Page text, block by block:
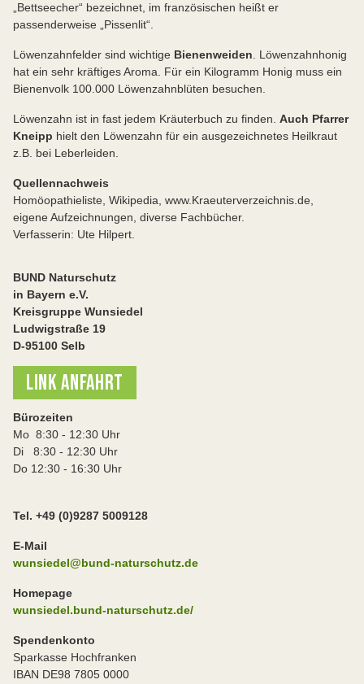
„Bettseecher“ bezeichnet, im französischen heißt er
passenderweise „Pissenlit“.
Löwenzahnfelder sind wichtige Bienenweiden . Löwenzahnhonig
hat ein sehr kräftiges Aroma. Für ein Kilogramm Honig muss ein
Bienenvolk 100.000 Löwenzahnblüten besuchen.
Löwenzahn ist in fast jedem Kräuterbuch zu finden. Auch Pfarrer
Kneipp hielt den Löwenzahn für ein ausgezeichnetes Heilkraut
z.B. bei Leberleiden.
Quellennachweis
Homöopathieliste, Wikipedia, www.Kraeuterverzeichnis.de,
eigene Aufzeichnungen, diverse Fachbücher.
Verfasserin: Ute Hilpert.
BUND Naturschutz
in Bayern e.V.
Kreisgruppe Wunsiedel
Ludwigstraße 19
D-95100 Selb
LINK ANFAHRT
Bürozeiten
Mo 8:30 - 12:30 Uhr
Di 8:30 - 12:30 Uhr
Do 12:30 - 16:30 Uhr
Tel. +49 (0)9287 5009128
E-Mail
wunsiedel@bund-naturschutz.de
Homepage
wunsiedel.bund-naturschutz.de/
Spendenkonto
Sparkasse Hochfranken
IBAN DE98 7805 0000